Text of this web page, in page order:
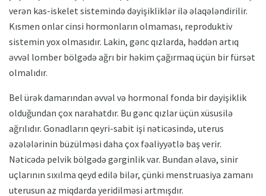
verən kas-iskelet sistemində dəyişikliklər ilə əlaqələndirilir.
Kısmen onlar cinsi hormonların olmaması, reproduktiv
sistemin yox olmasıdır. Lakin, gənc qızlarda, həddən artıq
əvvəl lomber bölgədə ağrı bir həkim çağırmaq üçün bir fürsət
olmalıdır.
Bel ürək damarından əvvəl və hormonal fonda bir dəyişiklik
olduğundan çox narahatdır. Bu gənc qızlar üçün xüsusilə
ağrılıdır. Gonadların qeyri-sabit işi nəticəsində, uterus
əzələlərinin büzülməsi daha çox fəaliyyətlə baş verir.
Nəticədə pelvik bölgədə gərginlik var. Bundan əlavə, sinir
uçlarının sıxılma qeyd edilə bilər, çünki menstruasiya zamanı
uterusun az miqdarda yeridilməsi artmışdır.